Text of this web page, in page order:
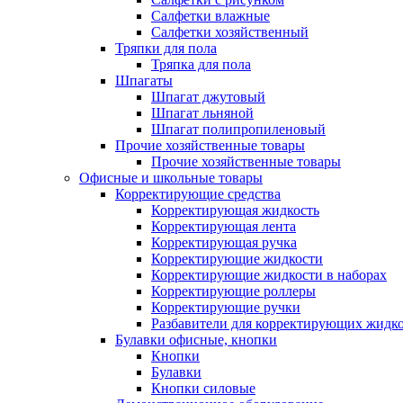
Салфетки влажные
Салфетки хозяйственный
Тряпки для пола
Тряпка для пола
Шпагаты
Шпагат джутовый
Шпагат льняной
Шпагат полипропиленовый
Прочие хозяйственные товары
Прочие хозяйственные товары
Офисные и школьные товары
Корректирующие средства
Корректирующая жидкость
Корректирующая лента
Корректирующая ручка
Корректирующие жидкости
Корректирующие жидкости в наборах
Корректирующие роллеры
Корректирующие ручки
Разбавители для корректирующих
Булавки офисные, кнопки
Кнопки
Булавки
Кнопки силовые